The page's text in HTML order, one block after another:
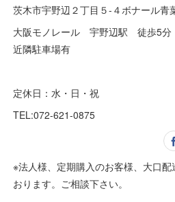
茨木市宇野辺２丁目５-４ボナール青
大阪モノレール 宇野辺駅 徒歩5分
近隣駐車場有
定休日：水・日・祝
TEL:072-621-0875
※法人様、定期購入のお客様、大口
おります。ご相談下さい。